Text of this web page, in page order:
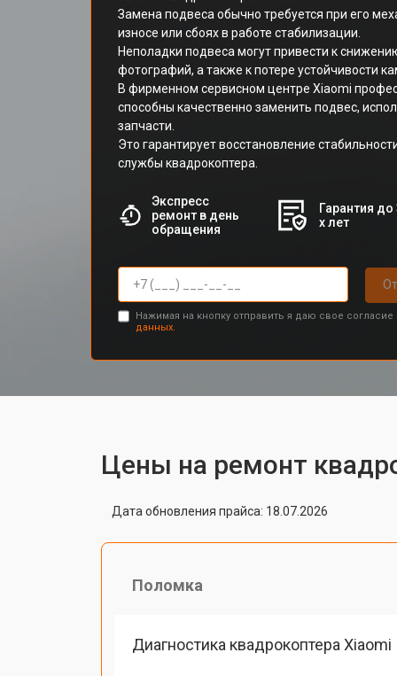
Замена подвеса обычно требуется при его
износе или сбоях в работе стабилизации.
Неполадки подвеса могут привести к
фотографий, а также к потере устойчивости
В фирменном сервисном центре Xiaomi
способны качественно заменить подвес,
запчасти.
Это гарантирует восстановление
службы квадрокоптера.
Экспресс
ремонт в день
обращения
Гарантия до
х лет
Нажимая на кнопку отправить я даю свое согласие
данных.
Цены на ремонт
Дата обновления прайса: 18.07.2026
Поломка
Диагностика квадрокоптера Xiaomi